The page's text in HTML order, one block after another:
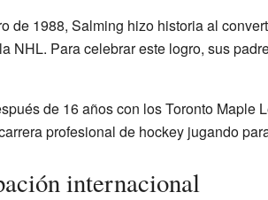
de 1988, Salming hizo historia al
NHL. Para celebrar este logro, sus
de 16 años con los Toronto Maple
profesional de hockey jugando
internacional